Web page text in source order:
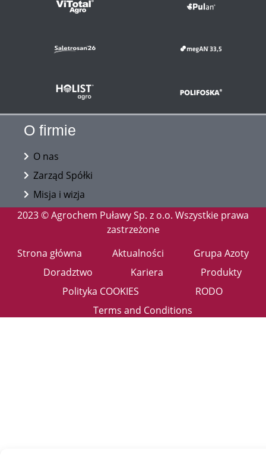
O firmie
O nas
Zarząd Spółki
Misja i wizja
2023 © Agrochem Puławy Sp. z o.o. Wszystkie prawa
zastrzeżone
Strona główna
Aktualności
Grupa Azoty
Doradztwo
Kariera
Produkty
Polityka COOKIES
RODO
Terms and Conditions